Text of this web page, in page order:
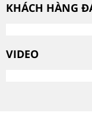
KHÁCH HÀNG
VIDEO